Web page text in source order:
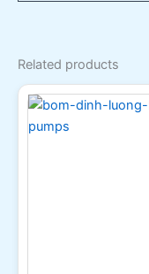
Related products